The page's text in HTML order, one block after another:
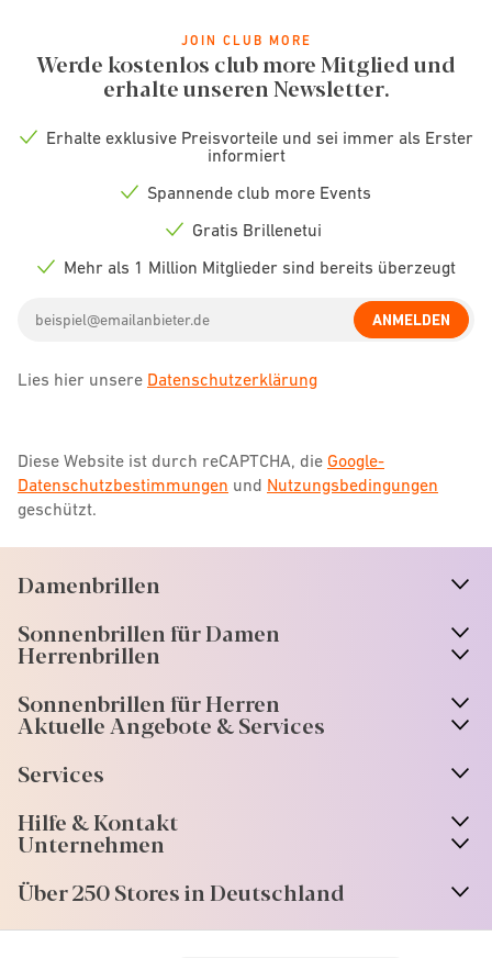
JOIN CLUB MORE
Werde kostenlos club more Mitglied und
erhalte unseren Newsletter.
Erhalte exklusive Preisvorteile und sei immer als Erster
informiert
Check
Spannende club more Events
icon
Gratis Brillenetui
Mehr als 1 Million Mitglieder sind bereits überzeugt
address
ANMELDEN
Lies hier unsere Datenschutzerklärung
Diese Website ist durch reCAPTCHA, die Google-
Datenschutzbestimmungen und Nutzungsbedingungen
geschützt.
Damenbrillen
Sonnenbrillen für Damen
Herrenbrillen
Sonnenbrillen für Herren
Aktuelle Angebote & Services
Services
Hilfe & Kontakt
Unternehmen
Über 250 Stores in Deutschland